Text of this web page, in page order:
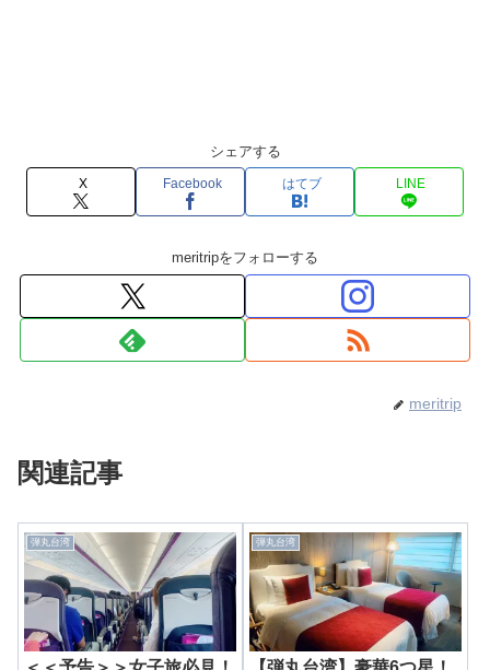
シェアする
X Facebook はてブ LINE
meritripをフォローする
meritrip
関連記事
弾丸台湾 弾丸台湾